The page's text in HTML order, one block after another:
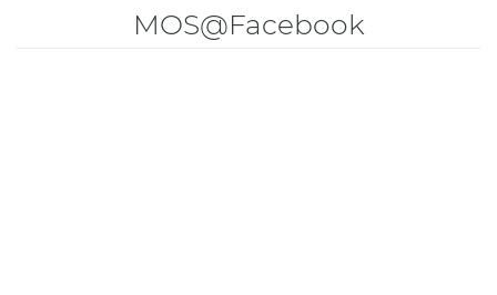
MOS@Facebook